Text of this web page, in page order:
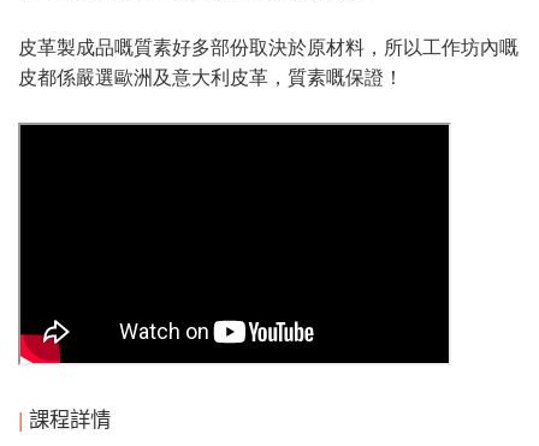
皮革製成品嘅質素好多部份取決於原材料，所以工作坊內嘅
皮都係嚴選歐洲及意大利皮革，質素嘅保證！
| 課程詳情